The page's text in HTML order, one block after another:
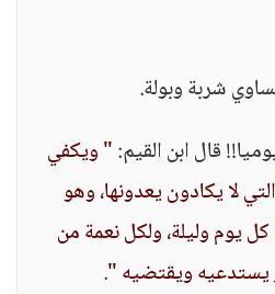
شربة وبولة.
قال ابن القيم:" ويكفي
لا يكادون يعدونها، وهو
يوم وليلة، ولكل نعمة من
يستدعيه ويقتضيه ".